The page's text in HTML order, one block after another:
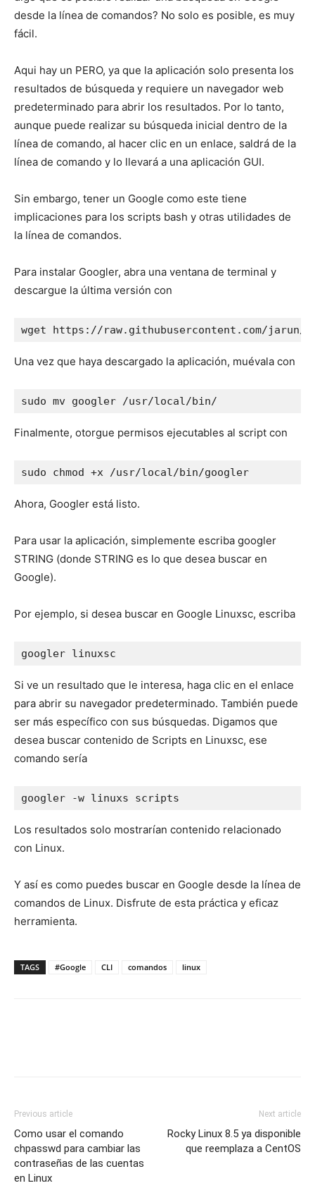
desde la línea de comandos? No solo es posible, es muy
fácil.
Aqui hay un PERO, ya que la aplicación solo presenta los
resultados de búsqueda y requiere un navegador web
predeterminado para abrir los resultados. Por lo tanto,
aunque puede realizar su búsqueda inicial dentro de la
línea de comando, al hacer clic en un enlace, saldrá de la
línea de comando y lo llevará a una aplicación GUI.
Sin embargo, tener un Google como este tiene
implicaciones para los scripts bash y otras utilidades de
la línea de comandos.
Para instalar Googler, abra una ventana de terminal y
descargue la última versión con
wget https://raw.githubusercontent.com/jarun/
Una vez que haya descargado la aplicación, muévala con
sudo mv googler /usr/local/bin/
Finalmente, otorgue permisos ejecutables al script con
sudo chmod +x /usr/local/bin/googler
Ahora, Googler está listo.
Para usar la aplicación, simplemente escriba googler
STRING (donde STRING es lo que desea buscar en
Google).
Por ejemplo, si desea buscar en Google Linuxsc, escriba
googler linuxsc
Si ve un resultado que le interesa, haga clic en el enlace
para abrir su navegador predeterminado. También puede
ser más específico con sus búsquedas. Digamos que
desea buscar contenido de Scripts en Linuxsc, ese
comando sería
googler -w linuxs scripts
Los resultados solo mostrarían contenido relacionado
con Linux.
Y así es como puedes buscar en Google desde la línea de
comandos de Linux. Disfrute de esta práctica y eficaz
herramienta.
TAGS #Google CLI comandos linux
Previous article
Como usar el comando
chpasswd para cambiar las
contraseñas de las cuentas
en Linux
Next article
Rocky Linux 8.5 ya disponible
que reemplaza a CentOS